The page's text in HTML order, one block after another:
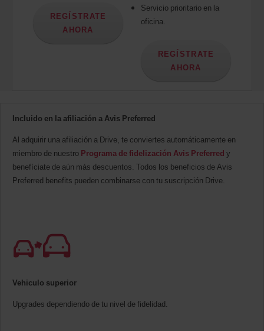
REGÍSTRATE
AHORA
Servicio prioritario en la
oficina.
REGÍSTRATE
AHORA
Incluido en la afiliación a Avis Preferred
Al adquirir una afiliación a Drive, te conviertes automáticamente en
miembro de nuestro Programa de fidelización Avis Preferred y
benefíciate de aún más descuentos. Todos los beneficios de Avis
Preferred benefits pueden combinarse con tu suscripción Drive.
Vehiculo superior
Upgrades dependiendo de tu nivel de fidelidad.